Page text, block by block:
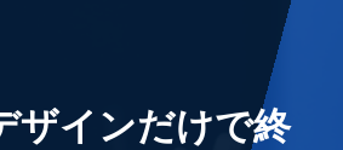
ザインだけで終